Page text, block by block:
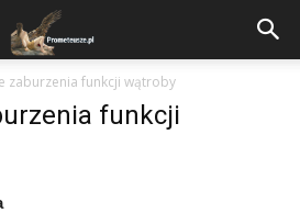
zaburzenia funkcji wątroby
funkcji